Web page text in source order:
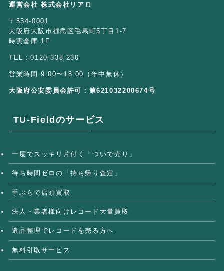
運営会社 株式会社リアロ
〒534-0001
大阪府大阪市都島区毛馬町5丁目1-7
時実倉庫 1F
TEL：0120-338-230
営業時間 9:00〜18:00（年中無休）
大阪府公安委員会許可：第621032200674号
TU-Fieldのサービス
一度でスッキリ片付く「ついで売り」
待ち時間ゼロの「持ち帰り査定」
手ぶらで店頭買取
法人・業者様向けレコード大量買取
遺品整理でレコードを売る方へ
無料引取サービス